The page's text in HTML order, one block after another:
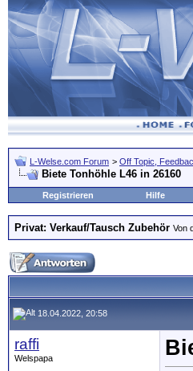
L-Welse.com Forum > Off Topic,
Biete Tonhöhle L46 in 26160
Registrieren Hilfe
Privat: Verkauf/Tausch Zubehör Von
18.04.2022, 20:58
raffi
Welspapa